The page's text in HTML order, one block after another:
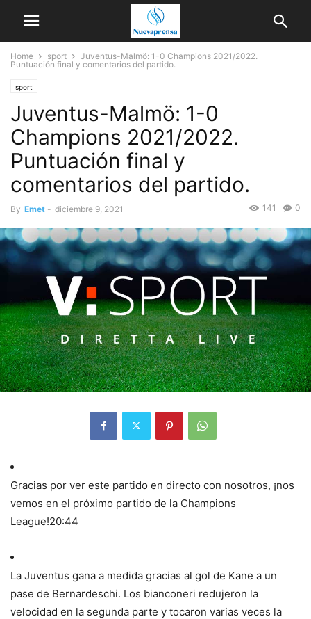
Home sport
Juventus-Malmö: 1-0 Champions 2021/2022.
Puntuación final y comentarios del partido.
sport
Juventus-Malmö: 1-0
Champions 2021/2022.
Puntuación final y
comentarios del partido.
By Emet - diciembre 9, 2021 0
141
Gracias por ver este partido en directo con nosotros, ¡nos
vemos en el próximo partido de la Champions
League!20:44
La Juventus gana a medida gracias al gol de Kane a un
pase de Bernardeschi. Los bianconeri redujeron la
velocidad en la segunda parte y tocaron varias veces la